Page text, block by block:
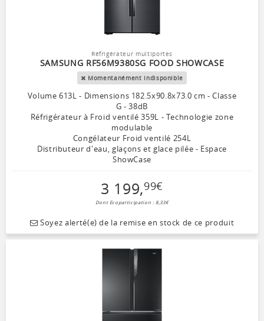
Réfrigérateur multiportes
SAMSUNG RF56M9380SG FOOD SHOWCASE
Momentanément indisponible
Volume 613L - Dimensions 182.5x90.8x73.0 cm - Classe
G - 38dB
Réfrigérateur à Froid ventilé 359L - Technologie zone
modulable
Congélateur Froid ventilé 254L
Distributeur d'eau, glaçons et glace pilée - Espace
ShowCase
3 199,99€
Dont Ecoparticipation : 8,33€
Soyez alerté(e) de la remise en stock de ce produit